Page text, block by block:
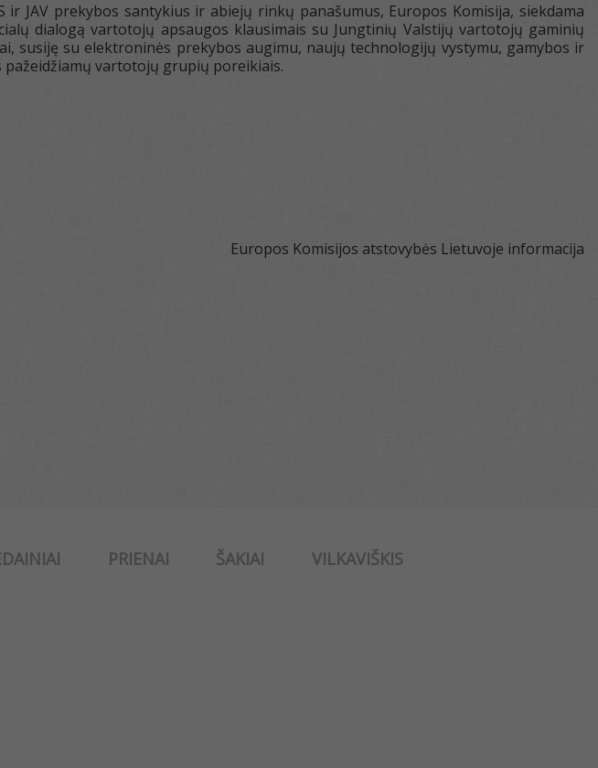
ir JAV prekybos santykius ir abiejų rinkų panašumus, Europos Komisija, siekdama
dialogą vartotojų apsaugos klausimais su Jungtinių Valstijų vartotojų gaminių
susiję su elektroninės prekybos augimu, naujų technologijų vystymu, gamybos ir
vartotojų grupių poreikiais.
Europos Komisijos atstovybės Lietuvoje informacija
PRIENAI ŠAKIAI
VILKAVIŠKIS